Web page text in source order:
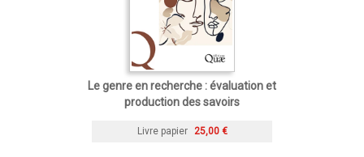
Le genre en recherche : évaluation et
production des savoirs
Livre papier 25,00 €